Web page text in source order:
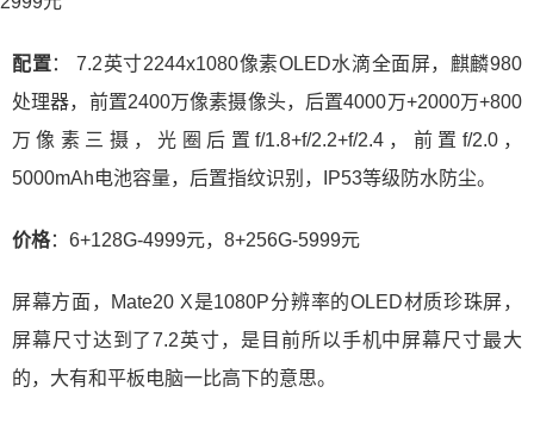
配置： 7.2英寸2244x1080像素OLED水滴全面屏，麒麟980
处理器，前置2400万像素摄像头，后置4000万+2000万+800
万像素三摄，光圈后置f/1.8+f/2.2+f/2.4，前置f/2.0，
5000mAh电池容量，后置指纹识别，IP53等级防水防尘。
价格：6+128G-4999元，8+256G-5999元
屏幕方面，Mate20 X是1080P分辨率的OLED材质珍珠屏，
屏幕尺寸达到了7.2英寸，是目前所以手机中屏幕尺寸最大
的，大有和平板电脑一比高下的意思。